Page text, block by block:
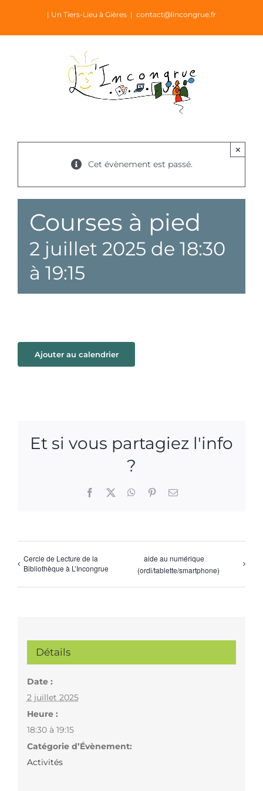
contenu
| Un Tiers-Lieu à Gières | contact@lincongrue.fr
Cet évènement est passé.
×
Courses à pied
2 juillet 2025 de 18:30
à 19:15
Ajouter au calendrier
Et si vous partagiez l'info
?
Facebook WhatsApp
PinterestEmail
Cercle de Lecture de la
Bibliothèque à L’Incongrue
aide au numérique
(ordi/tablette/smartphone)
Détails
Date :
2 juillet 2025
Heure :
18:30 à 19:15
Catégorie d’Évènement:
Activités